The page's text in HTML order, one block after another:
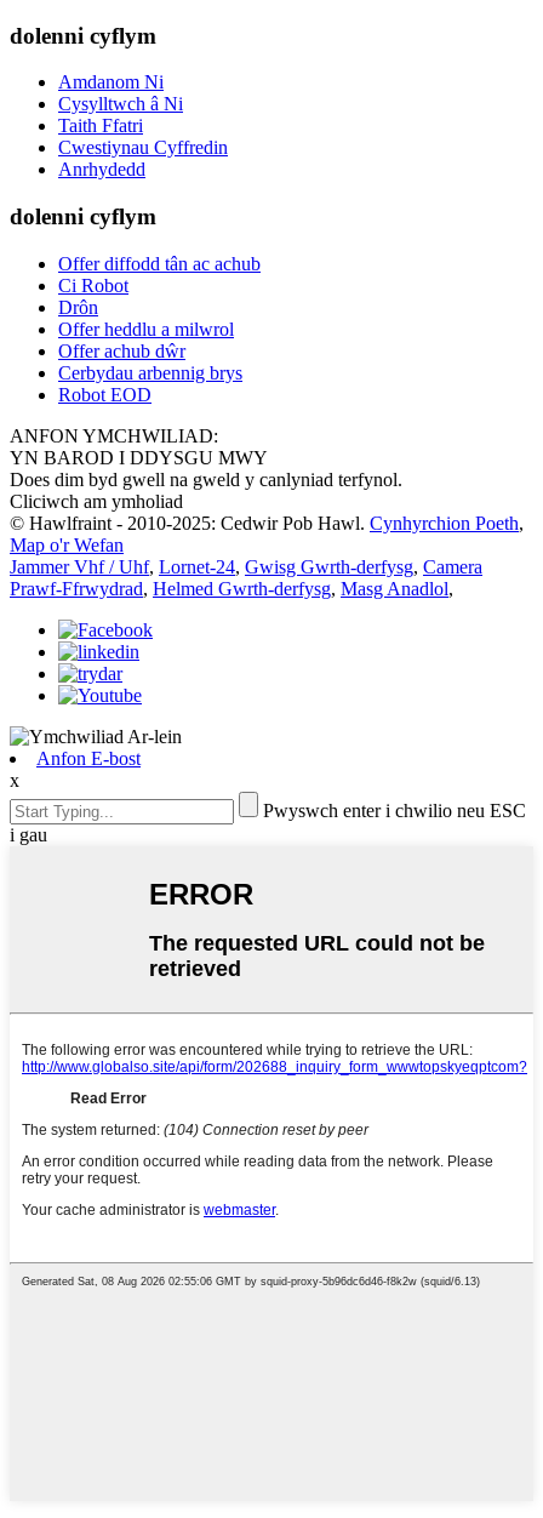
dolenni cyflym
Amdanom Ni
Cysylltwch â Ni
Taith Ffatri
Cwestiynau Cyffredin
Anrhydedd
dolenni cyflym
Offer diffodd tân ac achub
Ci Robot
Drôn
Offer heddlu a milwrol
Offer achub dŵr
Cerbydau arbennig brys
Robot EOD
ANFON YMCHWILIAD:
YN BAROD I DDYSGU MWY
Does dim byd gwell na gweld y canlyniad terfynol.
Cliciwch am ymholiad
© Hawlfraint - 2010-2025: Cedwir Pob Hawl. Cynhyrchion Poeth,
Map o'r Wefan
Jammer Vhf / Uhf, Lornet-24, Gwisg Gwrth-derfysg, Camera
Prawf-Ffrwydrad, Helmed Gwrth-derfysg, Masg Anadlol,
Anfon E-bost
x
Pwyswch enter i chwilio neu ESC
i gau